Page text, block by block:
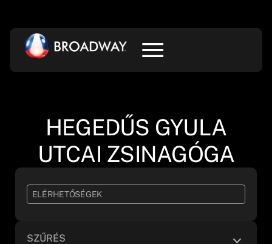
HEGEDŰS GYULA
UTCAI ZSINAGÓGA
ELÉRHETŐSÉGEK
SZŰRÉS